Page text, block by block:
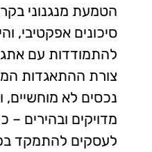
הטמעת מנגנוני
סיכונים אפקטיבי,
להתמודדות עם
צורת ההתאגדות
נכסים לא מוחשיים,
מדויקים ובהירים –
לעסקים להתמקד